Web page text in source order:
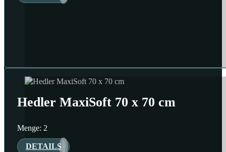
Hedler MaxiSoft 70 x 70 cm
Menge: 2
DETAILS